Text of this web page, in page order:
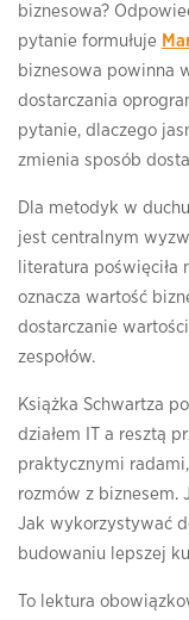
biznesowa?
pytanie formułuje
biznesowa powinna
dostarczania
pytanie, dlaczego
zmienia sposób
Dla metodyk w
jest centralnym
literatura
oznacza wartość
dostarczanie
zespołów.
Książka Schwartza
działem IT a resztą
praktycznymi
rozmów z biznesem.
Jak wykorzystywać
budowaniu lepszej
To lektura